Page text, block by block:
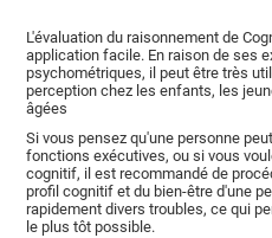
L'évaluation du raisonnement de
application facile. En raison de ses
psychométriques, il peut être très
perception chez les enfants, les
âgées
Si vous pensez qu'une personne
fonctions exécutives, ou si vous
cognitif, il est recommandé de
profil cognitif et du bien-être d'une
rapidement divers troubles, ce qui
le plus tôt possible.